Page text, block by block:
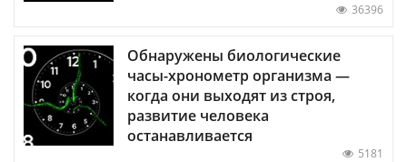
36396
Обнаружены биологические
часы-хронометр организма —
когда они выходят из строя,
развитие человека
останавливается
5181